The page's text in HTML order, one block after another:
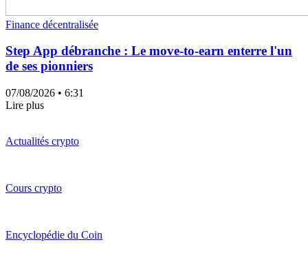
Finance décentralisée
Step App débranche : Le move-to-earn enterre l'un
de ses pionniers
07/08/2026 • 6:31
Lire plus
Actualités crypto
Cours crypto
Encyclopédie du Coin